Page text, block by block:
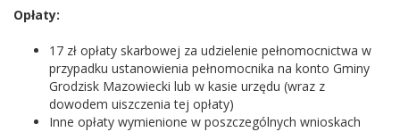
Opłaty:
17 zł opłaty skarbowej za udzielenie pełnomocnictwa w
przypadku ustanowienia pełnomocnika na konto Gminy
Grodzisk Mazowiecki lub w kasie urzędu (wraz z
dowodem uiszczenia tej opłaty)
Inne opłaty wymienione w poszczególnych wnioskach